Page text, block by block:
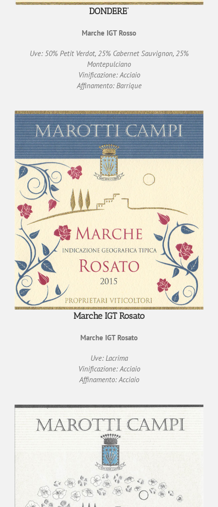
DONDERE’
Marche IGT Rosso
Uve: 50% Petit Verdot, 25% Cabernet Sauvignon, 25%
Montepulciano
Vinificazione: Acciaio
Affinamento: Barrique
Marche IGT Rosato
Marche IGT Rosato
Uve: Lacrima
Vinificazione: Acciaio
Affinamento: Acciaio